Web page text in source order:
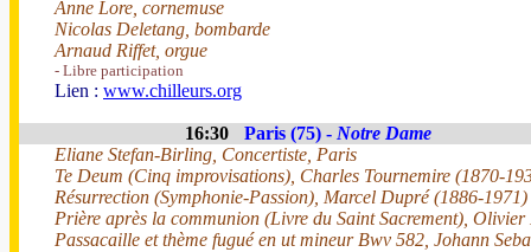
Anne Lore, cornemuse
Nicolas Deletang, bombarde
Arnaud Riffet, orgue
- Libre participation
Lien : www.chilleurs.org
16:30 Paris (75) - Notre Dame
Eliane Stefan-Birling, Concertiste, Paris
Te Deum (Cinq improvisations), Charles Tournemire (1870-
Résurrection (Symphonie-Passion), Marcel Dupré (1886-1971)
Prière après la communion (Livre du Saint Sacrement), Olivier
Passacaille et thème fugué en ut mineur Bwv 582, Johann